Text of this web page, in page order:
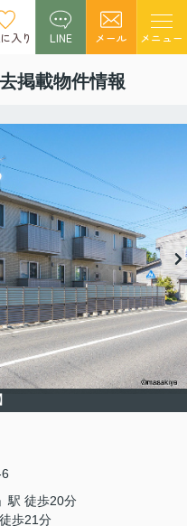
入り LINE メール メニュー
しました。
掲載物件情報
」駅 徒歩20分
歩21分